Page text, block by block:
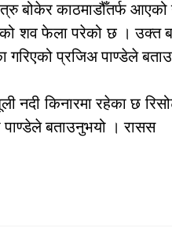
बोकेर काठमाडौँतर्फ
को शव फेला परेको छ ।
प्रजिअ पाण्डेले
नदी किनारमा रहेका छ
बताउनुभयो । रासस